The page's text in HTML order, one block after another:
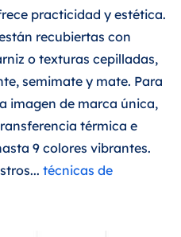
practicidad y estética.
recubiertas con
o texturas cepilladas,
semimate y mate. Para
imagen de marca única,
térmica e
9 colores vibrantes.
técnicas de